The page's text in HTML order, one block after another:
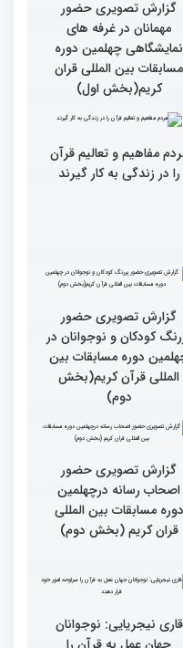
گزارش تصویری سومین روز
رقابت بخش بانوان چهلمین
دوره مسابقات بین المللی
قرآن کریم (بخش اول)
گزارش تصویری حضور
مهمانان در غرفه های
نمایشگاهی چهلمین دوره
مردم مفاهیم و تعالیم قرآن
را در زندگی به کار گیرند
پررنگ کودکان و نوجوانان در
چهلمین دوره مسابقات بین
المللی قرآن کریم(بخش
دوم)
اصحاب رسانه درچهلمین